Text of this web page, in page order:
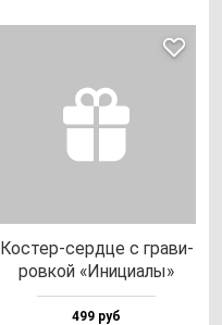
Кос­тер-сер­дце с гра­ви­
ров­кой «Ини­ци­алы»
499 руб